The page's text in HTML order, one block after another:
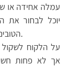
עמלה אחידה או
יוכל לבחור את
הטובים ביותר ובכלל זה חשיפה לעמלה.
על הלקוח
אך לא פחות